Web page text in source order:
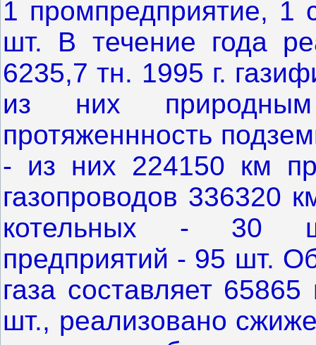
1 промпредприятие, 1
шт. В течение года
6235,7 тн. 1995 г.
из них
протяженнность
- из них 224150 км
газопроводов
котельных - 30
предприятий - 95 шт.
газа составляет
шт., реализовано